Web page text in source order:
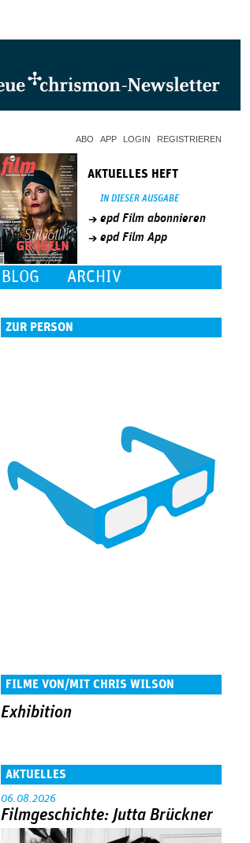
ABO APP LOGIN REGISTRIEREN
AKTUELLES HEFT
IN DIESER AUSGABE
epd Film abonnieren
epd Film App
BLOG ARCHIV
ZUR PERSON
FILME VON/MIT CHRIS WILSON
Exhibition
AKTUELLES
06.08.2026
Filmgeschichte: Jutta Brückner